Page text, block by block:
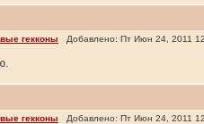
гекконы Добавлено: Пт Июн 24, 2011
гекконы Добавлено: Пт Июн 24, 2011